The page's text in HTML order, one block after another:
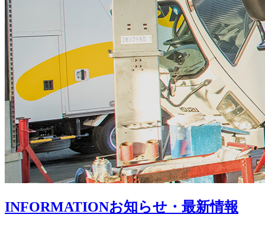
INFORMATIONお知らせ・最新情報